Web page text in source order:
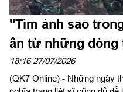
"Tìm ánh sao
ân từ những dòng
18:16 27/07/2026
(QK7 Online) - Những ngày